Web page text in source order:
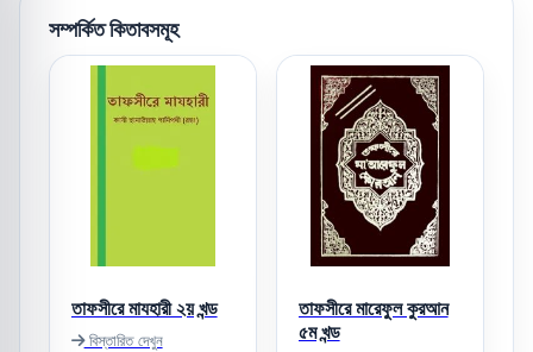
সম্পর্কিত কিতাবসমূহ
তাফসীরে মাযহারী ২য় খন্ড
বিস্তারিত দেখুন
তাফসীরে মারেফুল কুরআন
৫ম খন্ড